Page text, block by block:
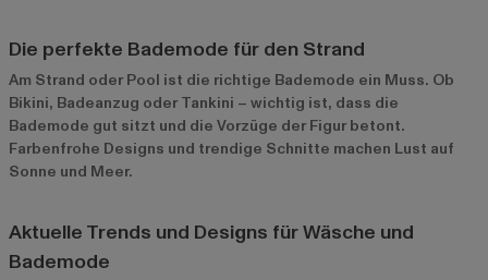
Die perfekte Bademode für den Strand
Am Strand oder Pool ist die richtige Bademode ein Muss. Ob
Bikini, Badeanzug oder Tankini – wichtig ist, dass die
Bademode gut sitzt und die Vorzüge der Figur betont.
Farbenfrohe Designs und trendige Schnitte machen Lust auf
Sonne und Meer.
Aktuelle Trends und Designs für Wäsche und
Bademode